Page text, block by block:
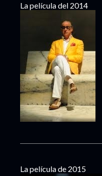
La película del 2014
La película de 2015